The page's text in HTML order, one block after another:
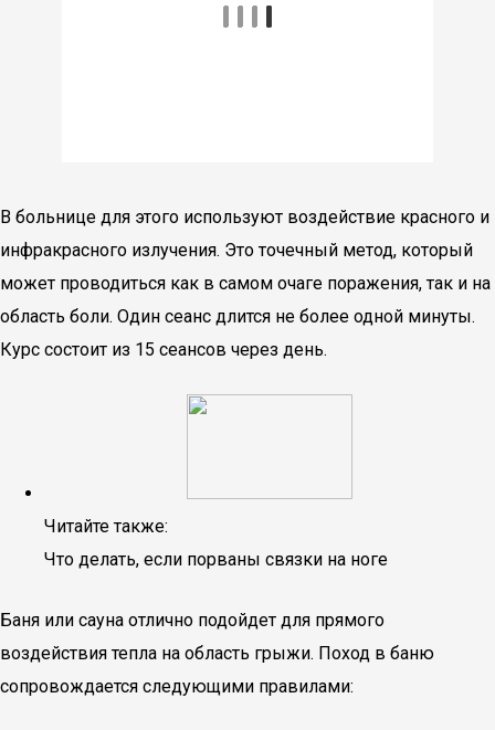
В больнице для этого используют воздействие красного и
инфракрасного излучения. Это точечный метод, который
может проводиться как в самом очаге поражения, так и на
область боли. Один сеанс длится не более одной минуты.
Курс состоит из 15 сеансов через день.
Читайте также:
Что делать, если порваны связки на ноге
Баня или сауна отлично подойдет для прямого
воздействия тепла на область грыжи. Поход в баню
сопровождается следующими правилами: